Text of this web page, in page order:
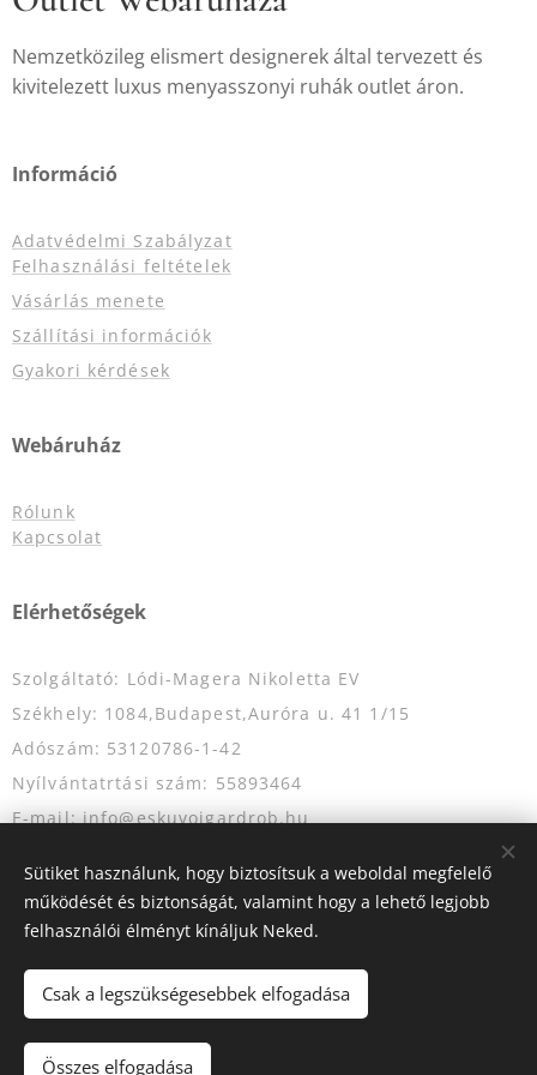
Nemzetközileg elismert designerek által tervezett és
kivitelezett luxus menyasszonyi ruhák outlet áron.
Információ
Adatvédelmi Szabályzat
Felhasználási feltételek
Vásárlás menete
Szállítási információk
Gyakori kérdések
Webáruház
Rólunk
Kapcsolat
Elérhetőségek
Szolgáltató: Lódi-Magera Nikoletta EV
Székhely: 1084,Budapest,Auróra u. 41 1/15
Adószám: 53120786-1-42
Nyílvántatrtási szám: 55893464
E-mail: info@eskuvoigardrob.hu
Az oldalt a Webnode működteti
Sütiket használunk, hogy biztosítsuk a weboldal megfelelő
működését és biztonságát, valamint hogy a lehető legjobb
felhasználói élményt kínáljuk Neked.
Csak a legszükségesebbek elfogadása
Összes elfogadása